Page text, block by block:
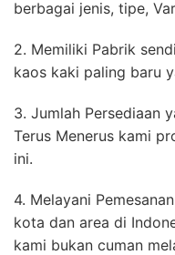
berbagai jenis, tipe,
2. Memiliki Pabrik
kaos kaki paling baru
3. Jumlah Persediaan
Terus Menerus kami
ini.
4. Melayani
kota dan area di
kami bukan cuman